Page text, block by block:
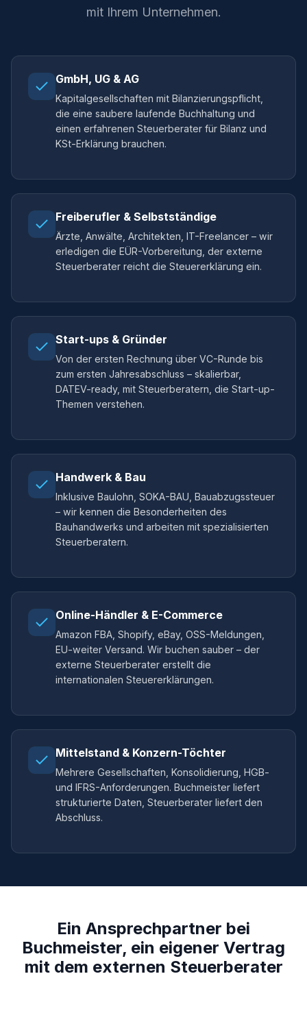
mit Ihrem Unternehmen.
GmbH, UG & AG
Kapitalgesellschaften mit Bilanzierungspflicht,
die eine saubere laufende Buchhaltung und
einen erfahrenen Steuerberater für Bilanz und
KSt-Erklärung brauchen.
Freiberufler & Selbstständige
Ärzte, Anwälte, Architekten, IT-Freelancer – wir
erledigen die EÜR-Vorbereitung, der externe
Steuerberater reicht die Steuererklärung ein.
Start-ups & Gründer
Von der ersten Rechnung über VC-Runde bis
zum ersten Jahresabschluss – skalierbar,
DATEV-ready, mit Steuerberatern, die Start-up-
Themen verstehen.
Handwerk & Bau
Inklusive Baulohn, SOKA-BAU, Bauabzugssteuer
– wir kennen die Besonderheiten des
Bauhandwerks und arbeiten mit spezialisierten
Steuerberatern.
Online-Händler & E-Commerce
Amazon FBA, Shopify, eBay, OSS-Meldungen,
EU-weiter Versand. Wir buchen sauber – der
externe Steuerberater erstellt die
internationalen Steuererklärungen.
Mittelstand & Konzern-Töchter
Mehrere Gesellschaften, Konsolidierung, HGB-
und IFRS-Anforderungen. Buchmeister liefert
strukturierte Daten, Steuerberater liefert den
Abschluss.
Ein Ansprechpartner bei
Buchmeister, ein eigener Vertrag
mit dem externen Steuerberater